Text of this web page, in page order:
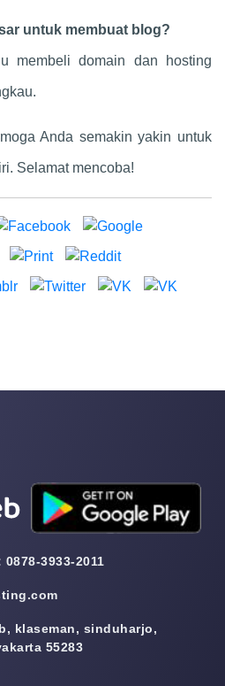
untuk membuat blog?
membeli domain dan hosting
Anda semakin yakin untuk
Selamat mencoba!
0878-3933-2011
klaseman, sinduharjo,
55283